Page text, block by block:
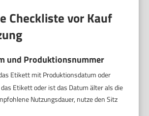
Checkliste vor Kauf
und Produktionsnummer
Etikett mit Produktionsdatum oder
Etikett oder ist das Datum älter als die
Nutzungsdauer, nutze den Sitz